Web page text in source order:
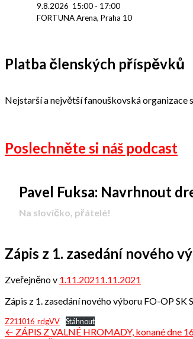
9.8.2026 15:00 - 17:00
FORTUNA Arena, Praha 10
Platba členských příspěvků
Nejstarší a největší fanouškovská organizace
Poslechněte si náš podcast
Pavel Fuksa: Navrhnout
-
Na slovíčko, přátelé!
Zápis z 1. zasedání nového
Zveřejněno v 1.11.20211.11.2021
přátel
Zápis z 1. zasedání nového výboru FO-OP SK
Z211016_rdgVV Stáhnout
Navigace
← ZÁPIS Z VALNÉ HROMADY, konané dne